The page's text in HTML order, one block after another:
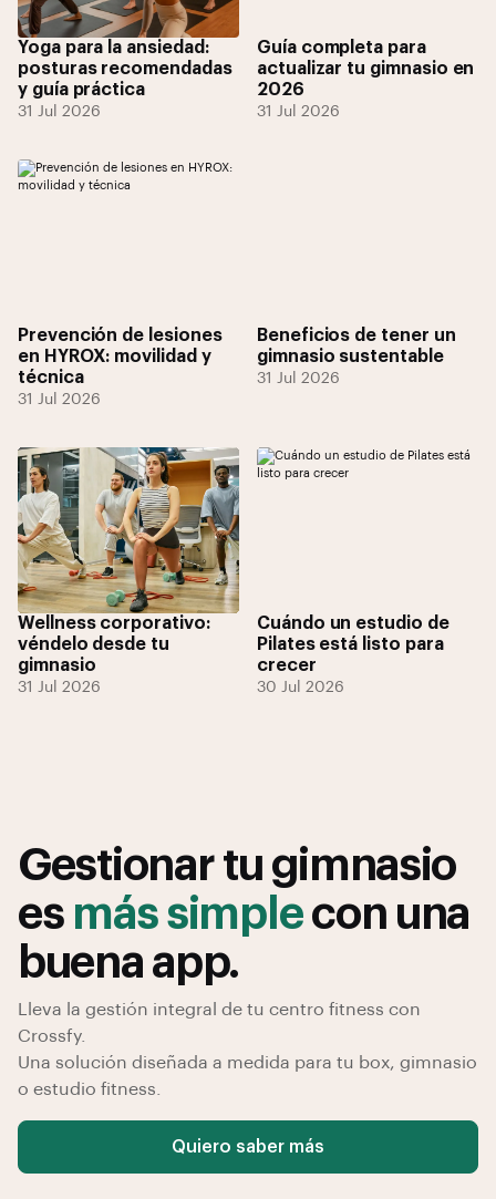
Yoga para la ansiedad:
posturas recomendadas
y guía práctica
31 Jul 2026
Guía completa para
actualizar tu gimnasio en
2026
31 Jul 2026
Prevención de lesiones
en HYROX: movilidad y
técnica
31 Jul 2026
Beneficios de tener un
gimnasio sustentable
31 Jul 2026
Wellness corporativo:
véndelo desde tu
gimnasio
31 Jul 2026
Cuándo un estudio de
Pilates está listo para
crecer
30 Jul 2026
Gestionar tu gimnasio
es más simplecon una
buena app.
Lleva la gestión integral de tu centro fitness con
Crossfy.
Una solución diseñada a medida para tu box, gimnasio
o estudio fitness.
Quiero saber más